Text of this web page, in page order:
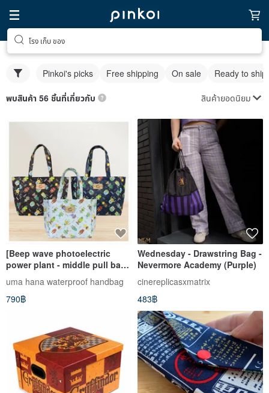
โรง เก็บ ของ
Pinkoi's picks Free shipping On sale Ready to ship
พบสินค้า 56 ชิ้นที่เกี่ยวกับ สินค้ายอดนิยม
[Beep wave photoelectric
power plant - middle pull bag]
A4 file can be placed
horizontally on the shoulder
and carry zipper waterproof
uma hana waterproof handbag
790฿
Wednesday - Drawstring Bag -
Nevermore Academy (Purple)
cinereplicasxmatrix
483฿